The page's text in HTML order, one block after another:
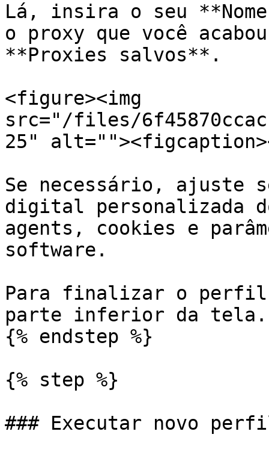
Lá, insira o seu
o proxy que você
**Proxies salvos**.
<figure><img
src="/files/
25"
Se necessário, ajuste
digital personalizada
agents, cookies e
software.
Para finalizar o perfil,
parte inferior da tela.
{% endstep %}
{% step %}
### Executar novo